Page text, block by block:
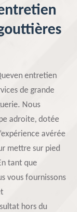
entretien
de grande
Nous
adroite, dotée
avérée
mettre sur pied
tant que
vous fournissons
hors du